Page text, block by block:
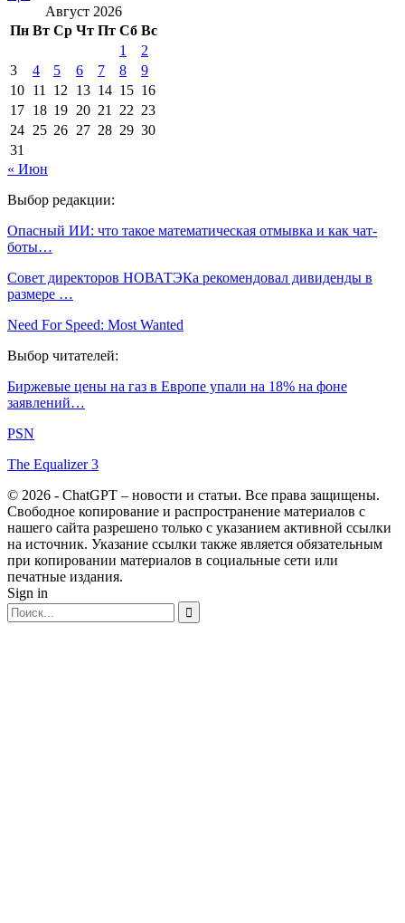
Август 2026
Пн Вт Ср Чт Пт Сб Вс
1
2
3
4 5 6 7 8
9
10 11 12 13 14 15 16
17 18 19 20 21 22 23
24 25 26 27 28 29 30
31
« Июн
Выбор редакции:
Опасный ИИ: что такое математическая отмывка и как чат-
боты…
Совет директоров НОВАТЭКа рекомендовал дивиденды в
размере …
Need For Speed: Most Wanted
Выбор читателей:
Биржевые цены на газ в Европе упали на 18% на фоне
заявлений…
PSN
The Equalizer 3
© 2026 - ChatGPT – новости и статьи. Все права защищены.
Свободное копирование и распространение материалов с
нашего сайта разрешено только с указанием активной ссылки
на источник. Указание ссылки также является обязательным
при копировании материалов в социальные сети или
печатные издания.
Sign in